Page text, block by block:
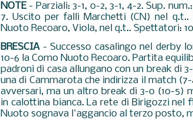
NOTE - Parziali: 3-1, 0-2, 3-1, 4-2. Sup.
7. Uscito per falli Marchetti (CN) nel
Nuoto Recoaro, Viola, nel q.t.. Spettatori:
BRESCIA- Successo casalingo nel derby
10-6 la Como Nuoto Recoaro. Partita
padroni di casa allungano con un break di
una di Cammarota che indirizza il match
avversari, ma un altro break di 3-0 (10-5)
in calottina bianca. La rete di Birigozzi nel
Nuoto sognava l'aggancio al terzo posto,